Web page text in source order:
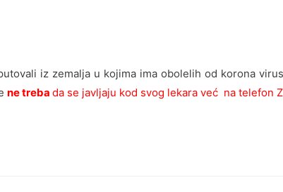
iz zemalja u kojima ima obolelih od korona
ne treba da se javljaju kod svog lekara već na telefon